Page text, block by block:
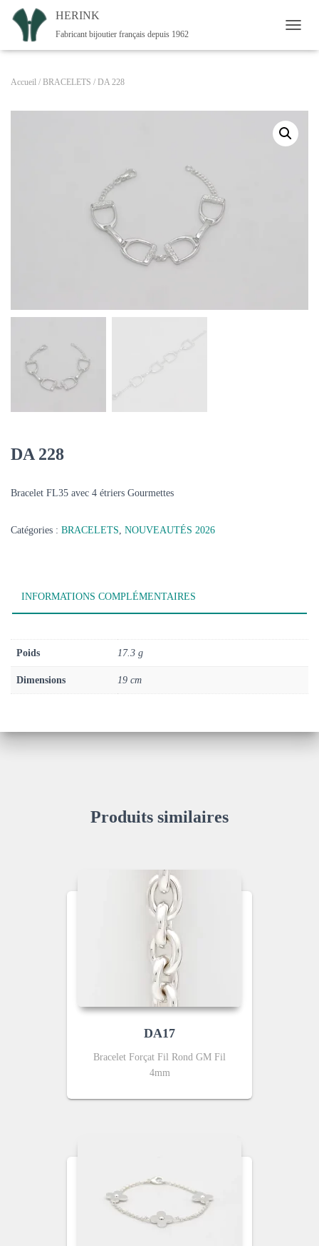
HERINK
Fabricant bijoutier français depuis 1962
Accueil / BRACELETS / DA 228
DA 228
Bracelet FL35 avec 4 étriers Gourmettes
Catégories : BRACELETS, NOUVEAUTÉS 2026
INFORMATIONS COMPLÉMENTAIRES
Poids 17.3 g
Dimensions 19 cm
Produits similaires
DA17
Bracelet Forçat Fil Rond GM Fil
4mm